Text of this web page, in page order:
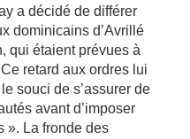
a décidé de différer
dominicains d’Avrillé
qui étaient prévues à
retard aux ordres lui
souci de s’assurer de
avant d’imposer
». La fronde des